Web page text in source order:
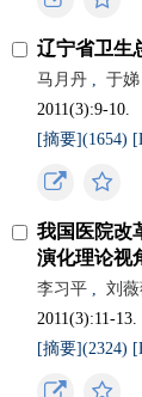
辽宁省卫生
马月丹 , 于娣
2011(3):9-10.
[摘要](1654)
我国医院改
演化理论视
李习平 , 刘
2011(3):11-13.
[摘要](2324)